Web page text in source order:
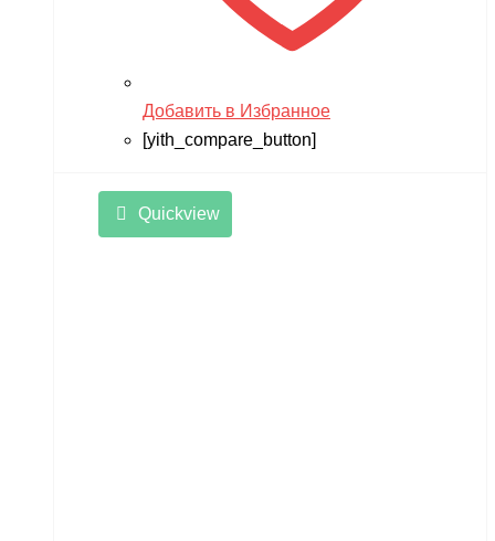
Добавить в Избранное
[yith_compare_button]
Quickview